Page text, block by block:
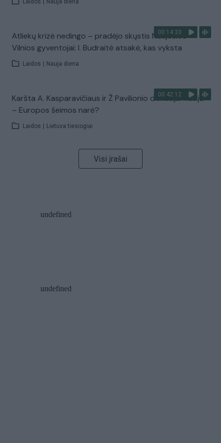
Laidos Nauja diena
00:14:33
Atliekų krizė nedingo – pradėjo skųstis Naujosios
Vilnios gyventojai: I. Budraitė atsakė, kas vyksta
Laidos Nauja diena
00:42:12
Karšta A. Kasparavičiaus ir Ž Pavilionio diskusija: Rusija
– Europos šeimos narė?
Laidos Lietuva tiesiogiai
Visi įrašai